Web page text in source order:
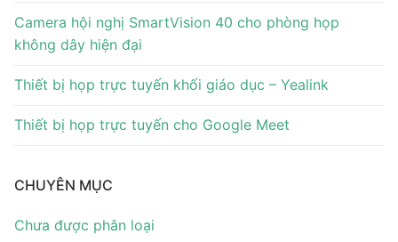
Điện thoại IP Phone
Sự kiện
Camera hội nghị SmartVision 40 cho phòng họp
không dây hiện đại
Thiết bị họp trực tuyến khối giáo dục – Yealink
Thiết bị họp trực tuyến cho Google Meet
CHUYÊN MỤC
Chưa được phân loại